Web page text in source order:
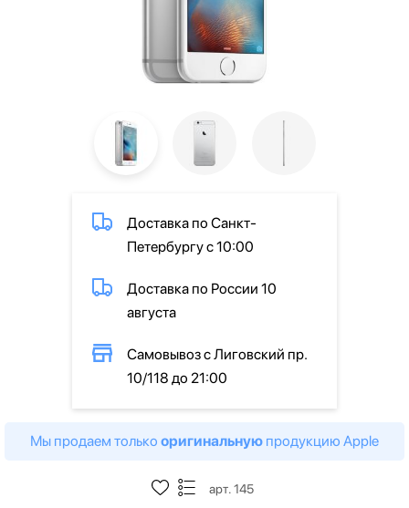
Доставка по Санкт-
Петербургу с 10:00
Доставка по России 10
августа
Самовывоз с Лиговский пр.
10/118 до 21:00
Мы продаем только оригинальную продукцию Apple
арт. 145